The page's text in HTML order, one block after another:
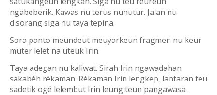
ngabeberik. Kawas nu terus nunutur. Jalan nu
disorang siga nu taya tepina.
Sora panto meundeut meuyarkeun fragmen nu keur
muter lelet na uteuk Irin.
Taya adegan nu kaliwat. Sirah Irin ngawadahan
sakabéh rékaman. Rékaman Irin lengkep, lantaran teu
sadetik ogé lelembut Irin leungiteun pangawasa.